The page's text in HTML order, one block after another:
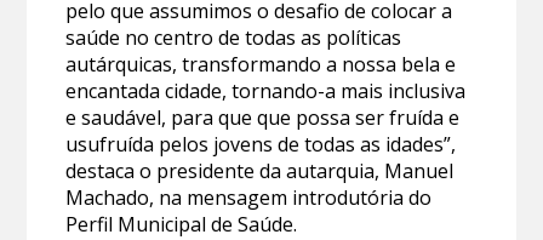
pelo que assumimos o desafio de colocar a
saúde no centro de todas as políticas
autárquicas, transformando a nossa bela e
encantada cidade, tornando-a mais inclusiva
e saudável, para que que possa ser fruída e
usufruída pelos jovens de todas as idades”,
destaca o presidente da autarquia, Manuel
Machado, na mensagem introdutória do
Perfil Municipal de Saúde.